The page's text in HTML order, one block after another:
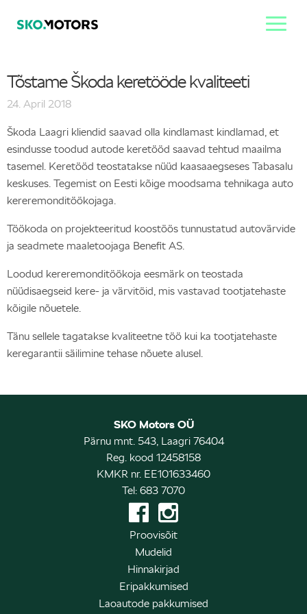
Tõstame Škoda keretööde kvaliteeti
24. April 2018
Škoda Laagri kliendid saavad olla kindlamast kindlamad, et
esindusse toodud autode keretööd saavad tehtud maailma
tasemel. Keretööd teostatakse nüüd kaasaaegseses Tabasalu
keskuses. Tegemist on Eesti kõige moodsama tehnikaga auto
kereremonditöökojaga.
Töökoda on projekteeritud koostöös tunnustatud autovärvide
ja seadmete maaletoojaga Benefit AS.
Loodud kereremonditöökoja eesmärk on teostada
nüüdisaegseid kere- ja värvitöid, mis vastavad tootjatehaste
kõigile nõuetele.
Tänu sellele tagatakse kvaliteetne töö kui ka tootjatehaste
keregarantii säilimine tehase nõuete alusel.
SKO Motors OÜ
Pärnu mnt. 543, Laagri 76404
Reg. kood 12458158
KMKR nr. EE101633460
Tel: 683 7070
Proovisõit
Mudelid
Hinnakirjad
Eripakkumised
Laoautode pakkumised